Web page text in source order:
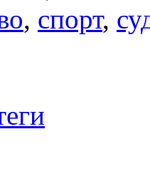
, спорт,